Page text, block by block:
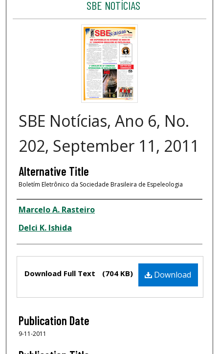
SBE NOTÍCIAS
SBE Notícias, Ano 6, No.
202, September 11, 2011
Alternative Title
Boletím Eletrônico da Sociedade Brasileira de Espeleologia
Author
Marcelo A. Rasteiro
Delci K. Ishida
Download
Download Full Text (704 KB)
Publication Date
9-11-2011